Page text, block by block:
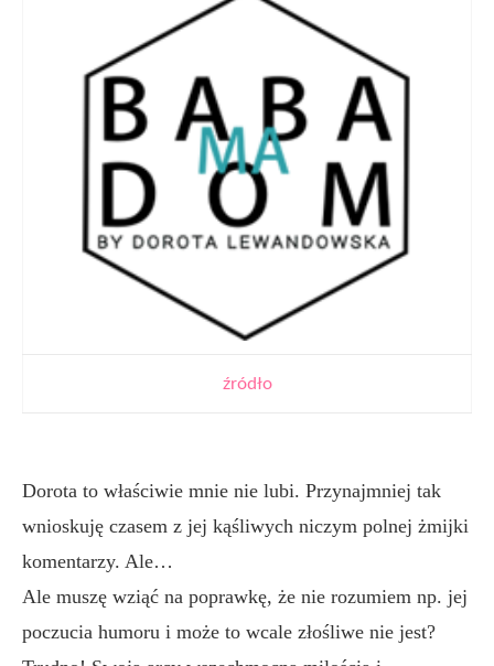
źródło
Dorota to właściwie mnie nie lubi. Przynajmniej tak
wnioskuję czasem z jej kąśliwych niczym polnej żmijki
komentarzy. Ale…
Ale muszę wziąć na poprawkę, że nie rozumiem np. jej
poczucia humoru i może to wcale złośliwe nie jest?